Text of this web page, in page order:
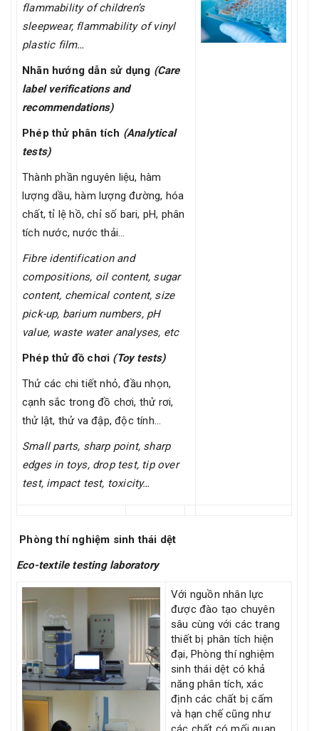
flammability of children’s
sleepwear, flammability of vinyl
plastic film…
Nhãn hướng dẫn sử dụng (Care
label verifications and
recommendations)
Phép thử phân tích (Analytical
tests)
Thành phần nguyên liệu, hàm
lượng dầu, hàm lượng đường, hóa
chất, tỉ lệ hồ, chỉ số bari, pH, phân
tích nước, nước thải…
Fibre identification and
compositions, oil content, sugar
content, chemical content, size
pick-up, barium numbers, pH
value, waste water analyses, etc
Phép thử đồ chơi (Toy tests)
Thử các chi tiết nhỏ, đầu nhọn,
cạnh sắc trong đồ chơi, thử rơi,
thử lật, thử va đập, độc tính…
Small parts, sharp point, sharp
edges in toys, drop test, tip over
test, impact test, toxicity…
Phòng thí nghiệm sinh thái dệt
Eco-textile testing laboratory
Với nguồn nhân lực
được đào tạo chuyên
sâu cùng với các trang
thiết bị phân tích hiện
đại, Phòng thí nghiệm
sinh thái dệt có khả
năng phân tích, xác
định các chất bị cấm
và hạn chế cũng như